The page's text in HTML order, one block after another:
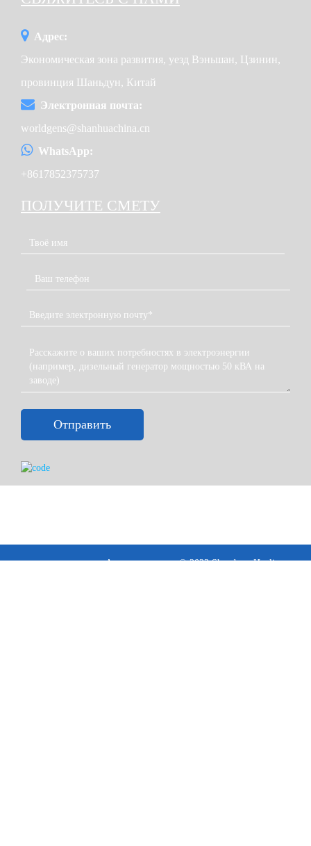
Адрес:
Экономическая зона развития, уезд Вэньшан, Цзинин,
провинция Шаньдун, Китай
Электронная почта:
worldgens@shanhuachina.cn
WhatsApp:
+8617852375737
ПОЛУЧИТЕ СМЕТУ
Отправить
Авторские права © 2023 Shandong Huali